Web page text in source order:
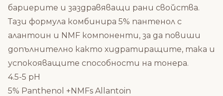
бариерите и заздравяващи рани свойства.
Тази формула комбинира 5% пантенол с
алантоин и NMF компоненти, за да повиши
допълнително както хидратиращите, така и
успокояващите способности на тонера.
4.5-5 pH
5% Panthenol +NMFs Allantoin